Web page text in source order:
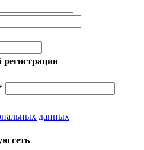
регистрации
данных
сеть